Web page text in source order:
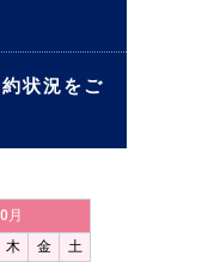
状況をご